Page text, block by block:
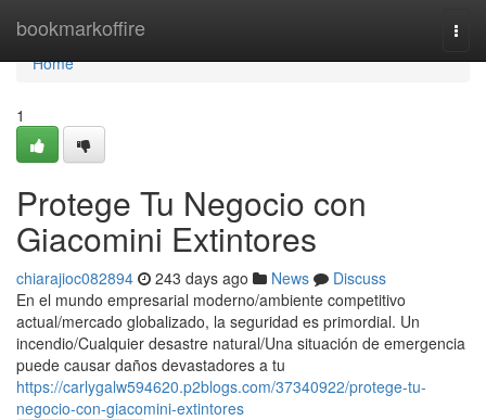
bookmarkoffire
Home
Home
1
Protege Tu Negocio con
Giacomini Extintores
chiarajioc082894 243 days ago News
Discuss
En el mundo empresarial moderno/ambiente competitivo
actual/mercado globalizado, la seguridad es primordial. Un
incendio/Cualquier desastre natural/Una situación de emergencia
puede causar daños devastadores a tu
https://carlygalw594620.p2blogs.com/37340922/protege-tu-
negocio-con-giacomini-extintores